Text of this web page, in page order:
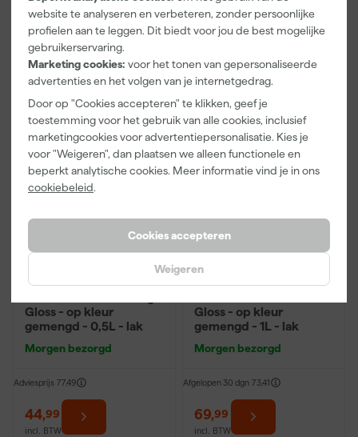
website te analyseren en verbeteren, zonder persoonlijke
profielen aan te leggen. Dit biedt voor jou de best mogelijke
gebruikerservaring.
Marketing cookies: voor het tonen van gepersonaliseerde
advertenties en het volgen van je internetgedrag.
Door op "Cookies accepteren" te klikken, geef je
toestemming voor het gebruik van alle cookies, inclusief
marketingcookies voor advertentiepersonalisatie. Kies je
voor "Weigeren", dan plaatsen we alleen functionele en
beperkt analytische cookies. Meer informatie vind je in ons
cookiebeleid.
Cookies accepteren
Weigeren
Bekijk hier alle buitenlak
Meer lezen over buiten schilderen?
Lees hier verder over het perfecte weer om buiten te schilderen
Gloss - op kleur
gemengd - 0,5L - lak
Morgen bezorgd
Adviesprijs 77,49
44,99
incl. BTW
Gloss - op kleur
gemengd - 1L - lak
Morgen bezorgd
Afgelopen 30 dgn 73,41
69,99
incl. BTW